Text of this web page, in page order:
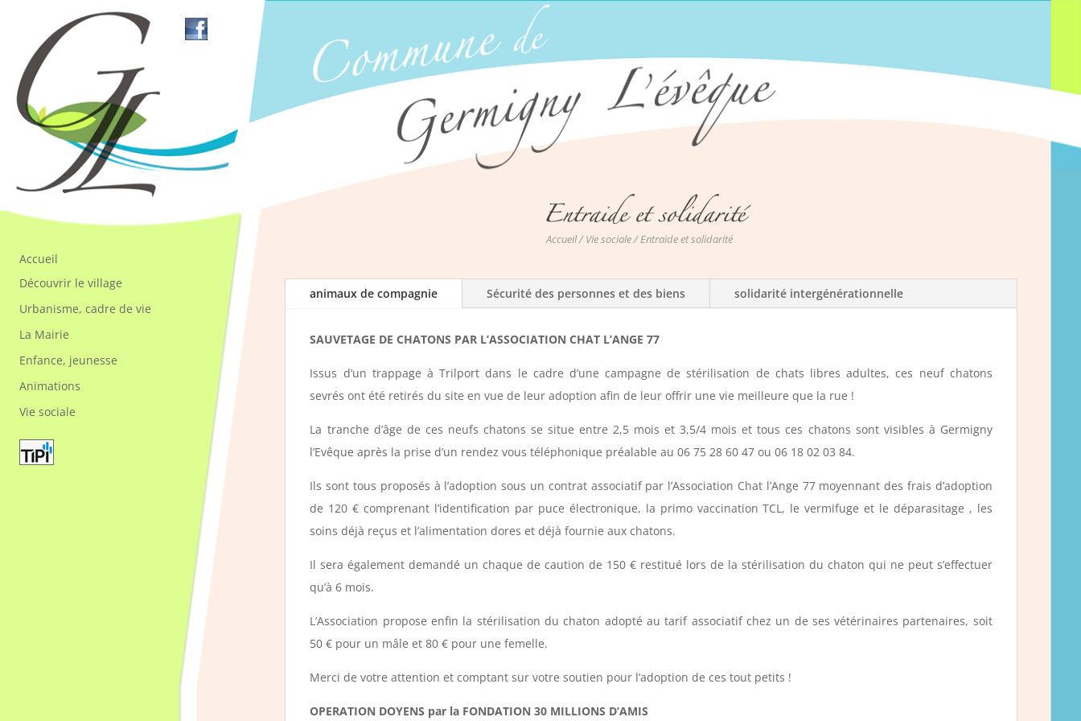
Accueil
Découvrir le village
Urbanisme, cadre de vie
La Mairie
Enfance, jeunesse
Animations
Vie sociale
Accueil/Vie sociale/ Entraide et solidarité
animaux de compagnie Sécurité des personnes et des biens solidarité intergénérationnelle
SAUVETAGE DE CHATONS PAR L’ASSOCIATION CHAT L’ANGE 77
Issus d’un trappage à Trilport dans le cadre d’une campagne de stérilisation de chats libres adultes, ces neuf chatons
sevrés ont été retirés du site en vue de leur adoption afin de leur offrir une vie meilleure que la rue !
La tranche d’âge de ces neufs chatons se situe entre 2,5 mois et 3,5/4 mois et tous ces chatons sont visibles à Germigny
l’Evêque après la prise d’un rendez vous téléphonique préalable au 06 75 28 60 47 ou 06 18 02 03 84.
Ils sont tous proposés à l’adoption sous un contrat associatif par l’Association Chat l’Ange 77 moyennant des frais d’adoption
de 120 € comprenant l’identification par puce électronique, la primo vaccination TCL, le vermifuge et le déparasitage , les
soins déjà reçus et l’alimentation dores et déjà fournie aux chatons.
Il sera également demandé un chaque de caution de 150 € restitué lors de la stérilisation du chaton qui ne peut s’effectuer
qu’à 6 mois.
L’Association propose enfin la stérilisation du chaton adopté au tarif associatif chez un de ses vétérinaires partenaires, soit
50 € pour un mâle et 80 € pour une femelle.
Merci de votre attention et comptant sur votre soutien pour l’adoption de ces tout petits !
OPERATION DOYENS par la FONDATION 30 MILLIONS D’AMIS